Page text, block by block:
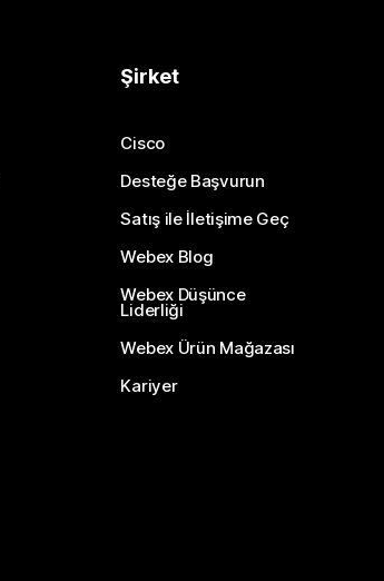
Şirket
Cisco
Desteğe Başvurun
Satış ile İletişime Geç
Webex Blog
Webex Düşünce
Liderliği
Webex Ürün Mağazası
Kariyer